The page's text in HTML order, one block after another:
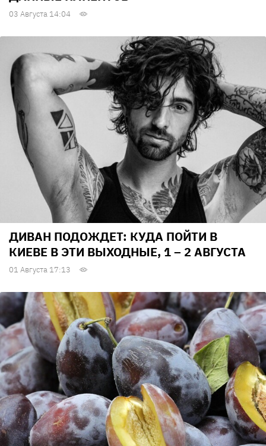
03 Августа 14:04
ДИВАН ПОДОЖДЕТ: КУДА ПОЙТИ В
КИЕВЕ В ЭТИ ВЫХОДНЫЕ, 1 – 2 АВГУСТА
01 Августа 17:13